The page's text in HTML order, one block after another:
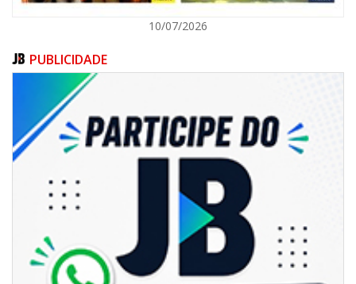
06/08/2026 | 18:18
10/07/2026
PUBLICIDADE